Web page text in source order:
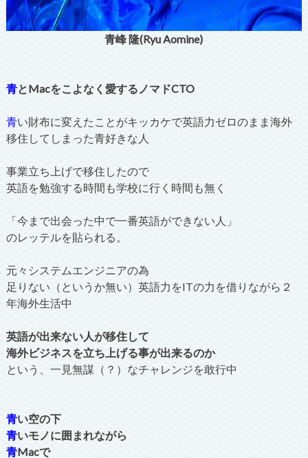
青峰 隆(Ryu Aomine)
青とMacをこよなく愛するノマドCTO
青い財布に変えたことがキッカケで英語力ゼロのまま海外
移住してしまった青好きな人
事業立ち上げで移住したので
英語を勉強する時間も学校に行く時間も無く
「今まで出会った中で一番英語ができない人」
のレッテルを貼られる。
元々システムエンジニアの為
足りない（というか無い）英語力をITの力を借りながら２
年海外生活中
英語が出来ない人が移住して
海外ビジネスを立ち上げる事が出来るのか
という、一見無謀（？）なチャレンジを敢行中
青い空の下
青いモノに囲まれながら
青Macで